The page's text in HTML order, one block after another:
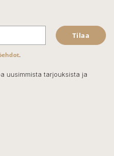
Tilaa
.
uusimmista tarjouksista ja